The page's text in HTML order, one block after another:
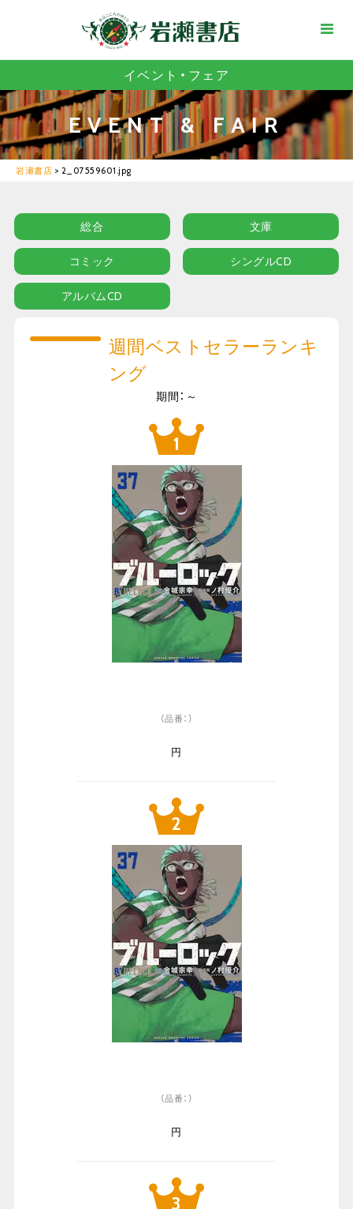
イベント・フェア
EVENT & FAIR
岩瀬書店 > 2_07559601.jpg
総合 文庫
コミック シングルCD
アルバムCD
週間ベストセラーランキ
ング
期間：～
（品番：）
円
（品番：）
円